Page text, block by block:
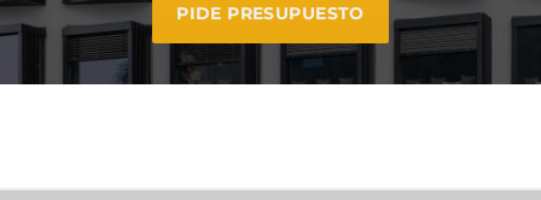
PIDE PRESUPUESTO